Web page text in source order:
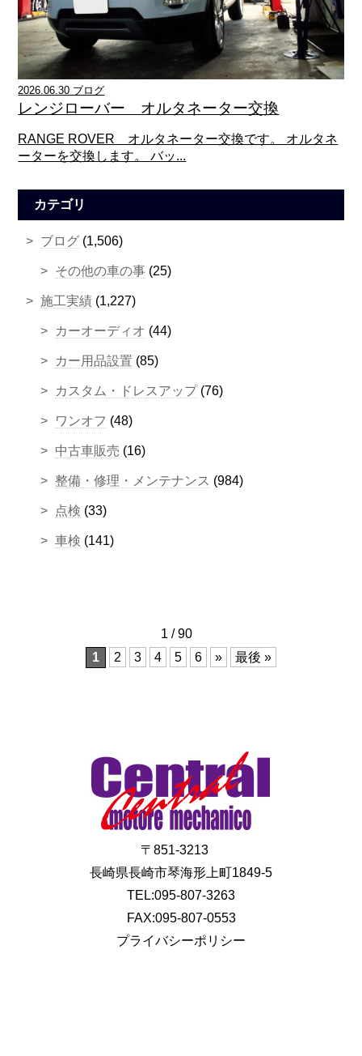
2026.06.30 ブログ
レンジローバー オルタネーター交換
RANGE ROVER オルタネーター交換です。 オルタネ
ーターを交換します。 バッ...
カテゴリ
ブログ (1,506)
その他の車の事 (25)
施工実績 (1,227)
カーオーディオ (44)
カー用品設置 (85)
カスタム・ドレスアップ(76)
ワンオフ (48)
中古車販売 (16)
整備・修理・メンテナンス (984)
点検 (33)
車検 (141)
1 / 90
1
2 3 4 5 6 » 最後 »
〒851-3213
長崎県長崎市琴海形上町1849-5
TEL:095-807-3263
FAX:095-807-0553
プライバシーポリシー